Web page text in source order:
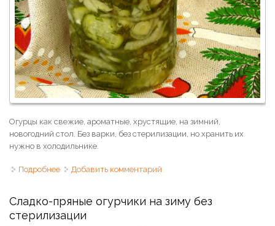
Огурцы как свежие, ароматные, хрустящие, на зимний,
новогодний стол. Без варки, без стерилизации, но хранить их
нужно в холодильнике.
Подробнее о Салат из огурцов на зиму
Добавить комментарий
Сладко-пряные огурчики на зиму без
стерилизации